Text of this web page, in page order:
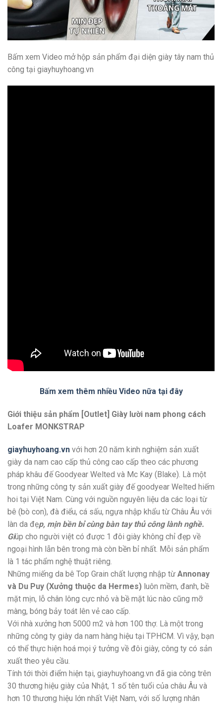
Bấm xem Video mở hộp sản phẩm đại diện giày tây nam thủ
công tại giayhuyhoang.vn
Bấm xem thêm nhiều Video nữa tại đây
Giới thiệu sản phẩm [Outlet] Giày lười nam phong cách
Loafer MONKSTRAP
giayhuyhoang.vn với hơn 20 năm kinh nghiệm sản xuất
giày da nam cao cấp thủ công cao cấp theo các phương
pháp khâu đế Goodyear Welted và Mc Kay (Blake). Là một
trong những công ty sản xuất giày đế goodyear Welted hiếm
hoi tại Việt Nam. Cùng với nguồn nguyên liệu da các loại từ
bê (bò con), đà điểu, cá sấu, ngựa nhập khẩu từ Châu Âu với
làn da đẹp, mịn bền bỉ cùng bàn tay thủ công lành nghề.
Giúp cho người việt có được 1 đôi giày không chỉ đẹp về
ngoại hình lẫn bên trong mà còn bền bỉ nhất. Mỗi sản phẩm
là 1 tác phẩm nghệ thuật riêng.
Những miếng da bê Top Grain chất lượng nhập từ Annonay
và Du Puy (Xưởng thuộc da Hermes) luôn mềm, đanh, bề
mặt mịn, lỗ chân lông cực nhỏ và bề mặt lúc nào cũng mỡ
màng, bóng bảy toát lên vẻ cao cấp.
Với nhà xưởng hơn 5000 m2 và hơn 100 thợ. Là một trong
những công ty giày da nam hàng hiệu tại TPHCM. Vì vậy, bạn
có thể thực hiện hoá mọi ý tưởng về đôi giày, công ty có sản
xuất theo yêu cầu.
Tính tới thời điểm hiện tại, giayhuyhoang.vn đã gia công trên
30 thương hiệu giày của Nhật, 1 số tên tuổi của châu Âu và
hơn 10 thương hiệu lớn nhất Việt Nam, với số lượng nhân